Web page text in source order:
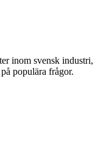
inom svensk industri,
populära frågor.